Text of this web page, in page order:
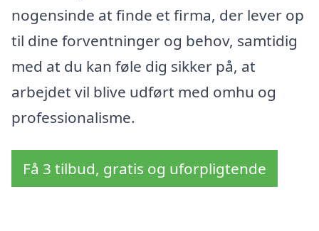
nogensinde at finde et firma, der lever op
til dine forventninger og behov, samtidig
med at du kan føle dig sikker på, at
arbejdet vil blive udført med omhu og
professionalisme.
Få 3 tilbud, gratis og uforpligtende